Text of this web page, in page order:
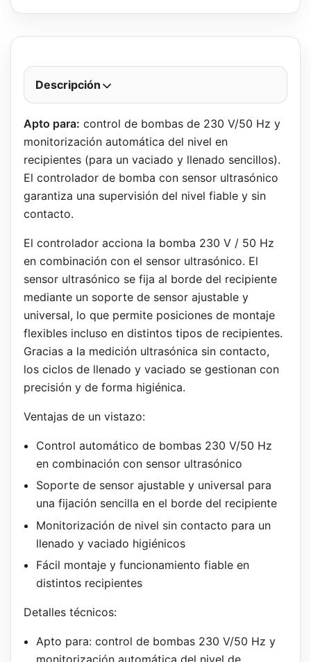
Descripción
Apto para: control de bombas de 230 V/50 Hz y
monitorización automática del nivel en
recipientes (para un vaciado y llenado sencillos).
El controlador de bomba con sensor ultrasónico
garantiza una supervisión del nivel fiable y sin
contacto.
El controlador acciona la bomba 230 V / 50 Hz
en combinación con el sensor ultrasónico. El
sensor ultrasónico se fija al borde del recipiente
mediante un soporte de sensor ajustable y
universal, lo que permite posiciones de montaje
flexibles incluso en distintos tipos de recipientes.
Gracias a la medición ultrasónica sin contacto,
los ciclos de llenado y vaciado se gestionan con
precisión y de forma higiénica.
Ventajas de un vistazo:
Control automático de bombas 230 V/50 Hz
en combinación con sensor ultrasónico
Soporte de sensor ajustable y universal para
una fijación sencilla en el borde del recipiente
Monitorización de nivel sin contacto para un
llenado y vaciado higiénicos
Fácil montaje y funcionamiento fiable en
distintos recipientes
Detalles técnicos:
Apto para: control de bombas 230 V/50 Hz y